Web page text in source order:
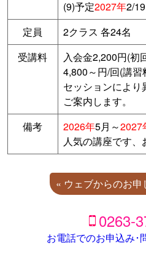
(9)予定2027年2/
定員
2クラス 各24名
受講料
入会金2,200円(初
4,800～円/回(講
セッションによ
ご案内します。
備考
2026年5月～2027
人気の講座です、
« ウェブからのお
0263-
お電話でのお申込み･